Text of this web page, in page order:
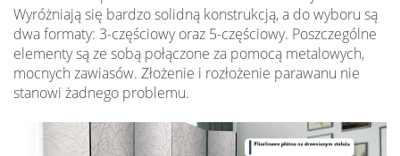
Wyróżniają się bardzo solidną konstrukcją, a do wyboru są
dwa formaty: 3-częściowy oraz 5-częściowy. Poszczególne
elementy są ze sobą połączone za pomocą metalowych,
mocnych zawiasów. Złożenie i rozłożenie parawanu nie
stanowi żadnego problemu.